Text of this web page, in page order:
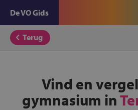
De VO Gids
Terug
Vind en
gymnasium in